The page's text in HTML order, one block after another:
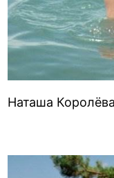
Наташа Королёва